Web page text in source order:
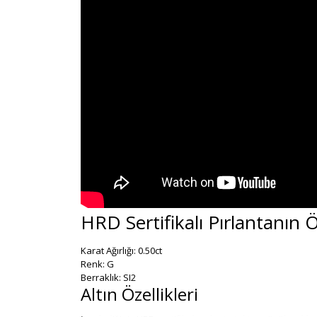
HRD Sertifikalı Pırlantanın
Karat Ağırlığı: 0.50ct
Renk: G
Berraklık: SI2
Altın Özellikleri